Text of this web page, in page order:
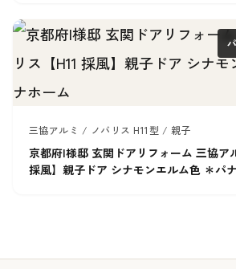
三協アルミ / ノバリス H11型 / 親子
京都府I様邸 玄関ドアリフォーム 三協ア
採風】親子ドア シナモンエルム色 ＊パ